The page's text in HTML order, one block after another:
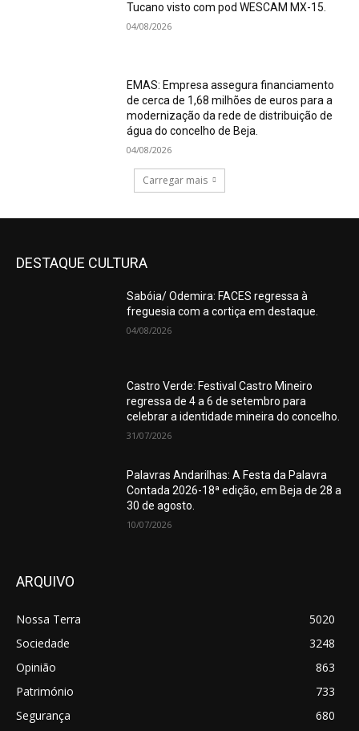
Tucano visto com pod WESCAM MX-15.
04/08/2026
EMAS: Empresa assegura financiamento
de cerca de 1,68 milhões de euros para a
modernização da rede de distribuição de
água do concelho de Beja.
04/08/2026
Carregar mais
DESTAQUE CULTURA
Sabóia/ Odemira: FACES regressa à
freguesia com a cortiça em destaque.
04/08/2026
Castro Verde: Festival Castro Mineiro
regressa de 4 a 6 de setembro para
celebrar a identidade mineira do concelho.
31/07/2026
Palavras Andarilhas: A Festa da Palavra
Contada 2026-18ª edição, em Beja de 28 a
30 de agosto.
10/07/2026
ARQUIVO
Nossa Terra
5020
Sociedade
3248
Opinião
863
Património
733
Segurança
680